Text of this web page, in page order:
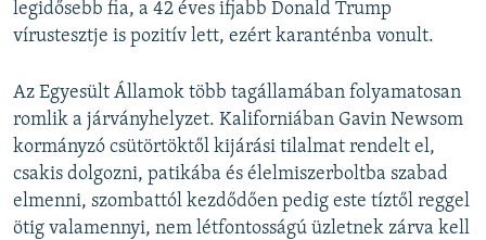
legidősebb fia, a 42 éves ifjabb Donald Trump
vírustesztje is pozitív lett, ezért karanténba vonult.
Az Egyesült Államok több tagállamában folyamatosan
romlik a járványhelyzet. Kaliforniában Gavin Newsom
kormányzó csütörtöktől kijárási tilalmat rendelt el,
csakis dolgozni, patikába és élelmiszerboltba szabad
elmenni, szombattól kezdődően pedig este tíztől reggel
ötig valamennyi, nem létfontosságú üzletnek zárva kell